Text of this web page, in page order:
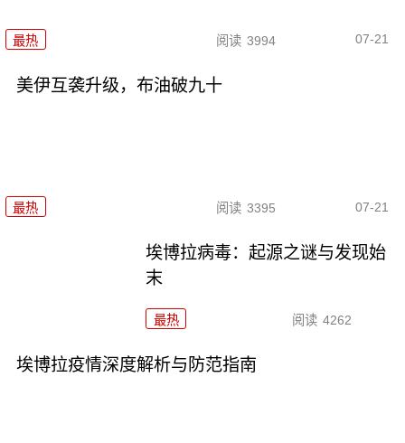
最热 阅读 3994 07-21
美伊互袭升级，布油破九十
最热 阅读 3395 07-21
埃博拉病毒：起源之谜与发现始
末
最热 阅读 4262
埃博拉疫情深度解析与防范指南